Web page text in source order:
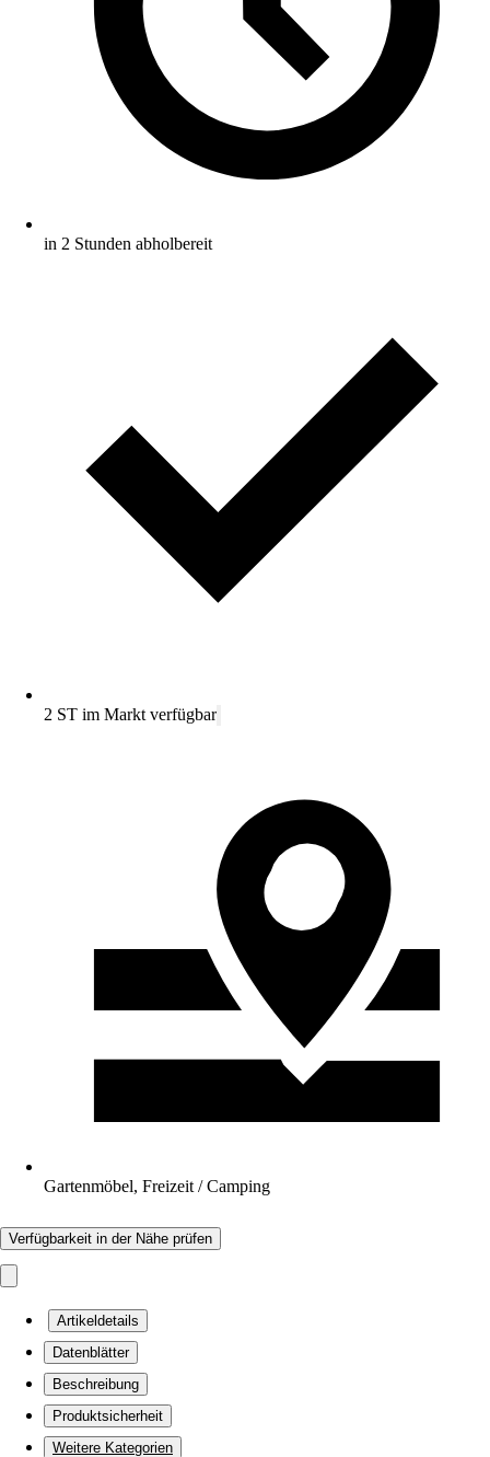
in 2 Stunden abholbereit
2 ST im Markt verfügbar
Gartenmöbel, Freizeit / Camping
Verfügbarkeit in der Nähe prüfen
Artikeldetails
Datenblätter
Beschreibung
Produktsicherheit
Weitere Kategorien